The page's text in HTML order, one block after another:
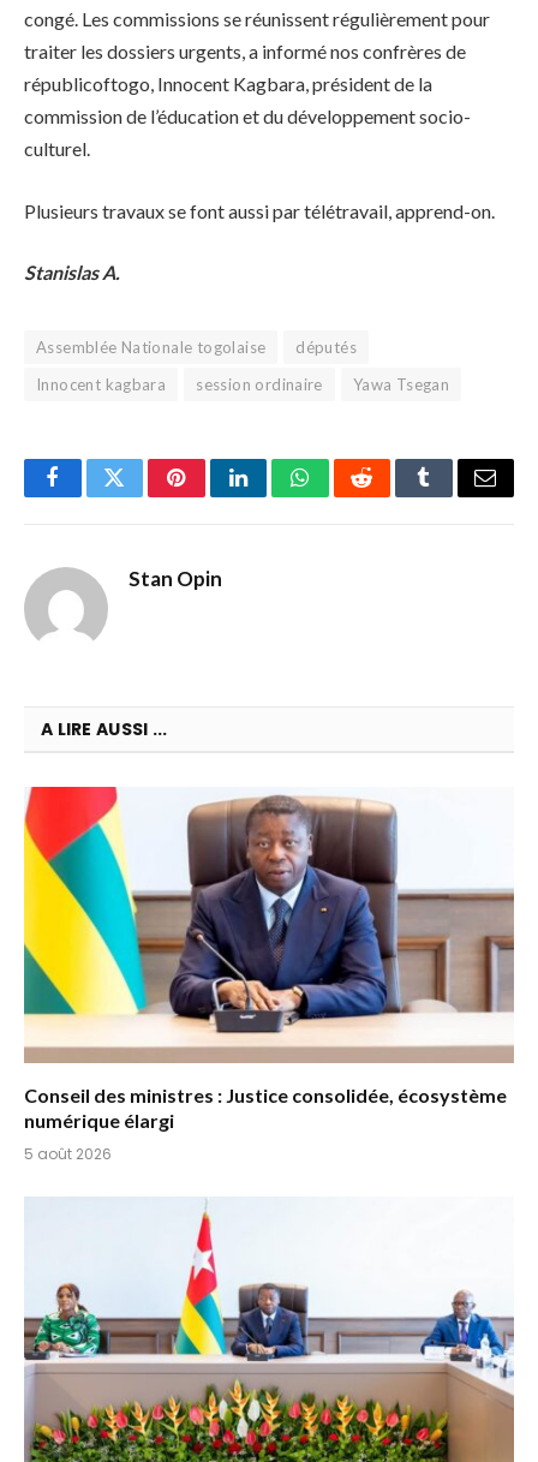
congé. Les commissions se réunissent régulièrement pour
traiter les dossiers urgents, a informé nos confrères de
républicoftogo, Innocent Kagbara, président de la
commission de l’éducation et du développement socio-
culturel.
Plusieurs travaux se font aussi par télétravail, apprend-on.
Stanislas A.
Assemblée Nationale togolaise
députés
Innocent kagbara
session ordinaire Yawa Tsegan
FacebookTwitterPinterestLinkedInWhatsAppRedditTumblrEmail
Stan Opin
A LIRE AUSSI ...
Conseil des ministres : Justice consolidée, écosystème
numérique élargi
5 août 2026